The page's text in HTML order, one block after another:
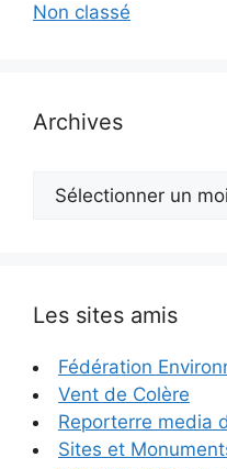
Non classé
Archives
Archives
Les sites amis
Fédération
Vent de Colère
Reporterre media
Sites et